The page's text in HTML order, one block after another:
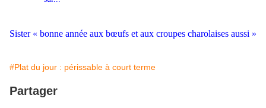
Sister « bonne année aux bœufs et aux croupes charolaises aussi »
#Plat du jour : périssable à court terme
Partager